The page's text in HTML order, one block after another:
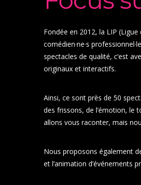
Fondée en 2012, la LIP
comédien·ne·s
spectacles de qualité, c’est
originaux et interactifs.
Ainsi, ce sont près de 50
des frissons, de l’émotion, le
allons vous raconter, mais
Nous proposons également
et l’animation d’événements